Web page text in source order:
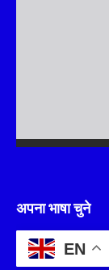
अपना भाषा चुने
EN